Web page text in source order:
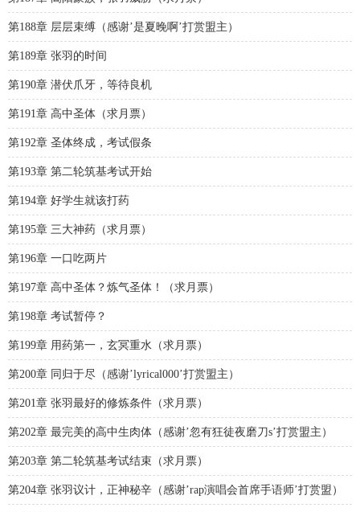
第188章 层层束缚（感谢’是夏晚啊’打赏盟主）
第189章 张羽的时间
第190章 潜伏爪牙，等待良机
第191章 高中圣体（求月票）
第192章 圣体终成，考试假条
第193章 第二轮筑基考试开始
第194章 好学生就该打药
第195章 三大神药（求月票）
第196章 一口吃两片
第197章 高中圣体？炼气圣体！（求月票）
第198章 考试暂停？
第199章 用药第一，玄冥重水（求月票）
第200章 同归于尽（感谢’lyrical000’打赏盟主）
第201章 张羽最好的修炼条件（求月票）
第202章 最完美的高中生肉体（感谢’忽有狂徒夜磨刀s’打赏盟主）
第203章 第二轮筑基考试结束（求月票）
第204章 张羽议计，正神秘辛（感谢’rap演唱会首席手语师’打赏盟）